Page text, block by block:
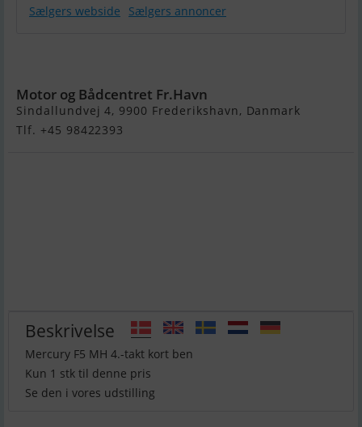
Sælgers webside Sælgers annoncer
Motor og Bådcentret Fr.Havn
Sindallundvej 4, 9900 Frederikshavn, Danmark
Tlf. +45 98422393
Beskrivelse
Mercury F5 MH 4.-takt kort ben
Kun 1 stk til denne pris
Se den i vores udstilling